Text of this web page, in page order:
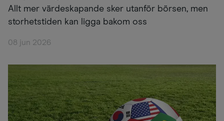
Allt mer värdeskapande sker utanför börsen, men
storhetstiden kan ligga bakom oss
08 jun 2026